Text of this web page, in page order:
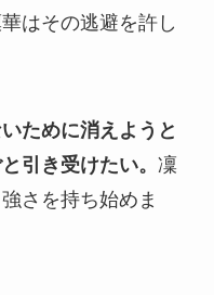
はその逃避を許し
ために消えようと
引き受けたい。 凜
さを持ち始めま